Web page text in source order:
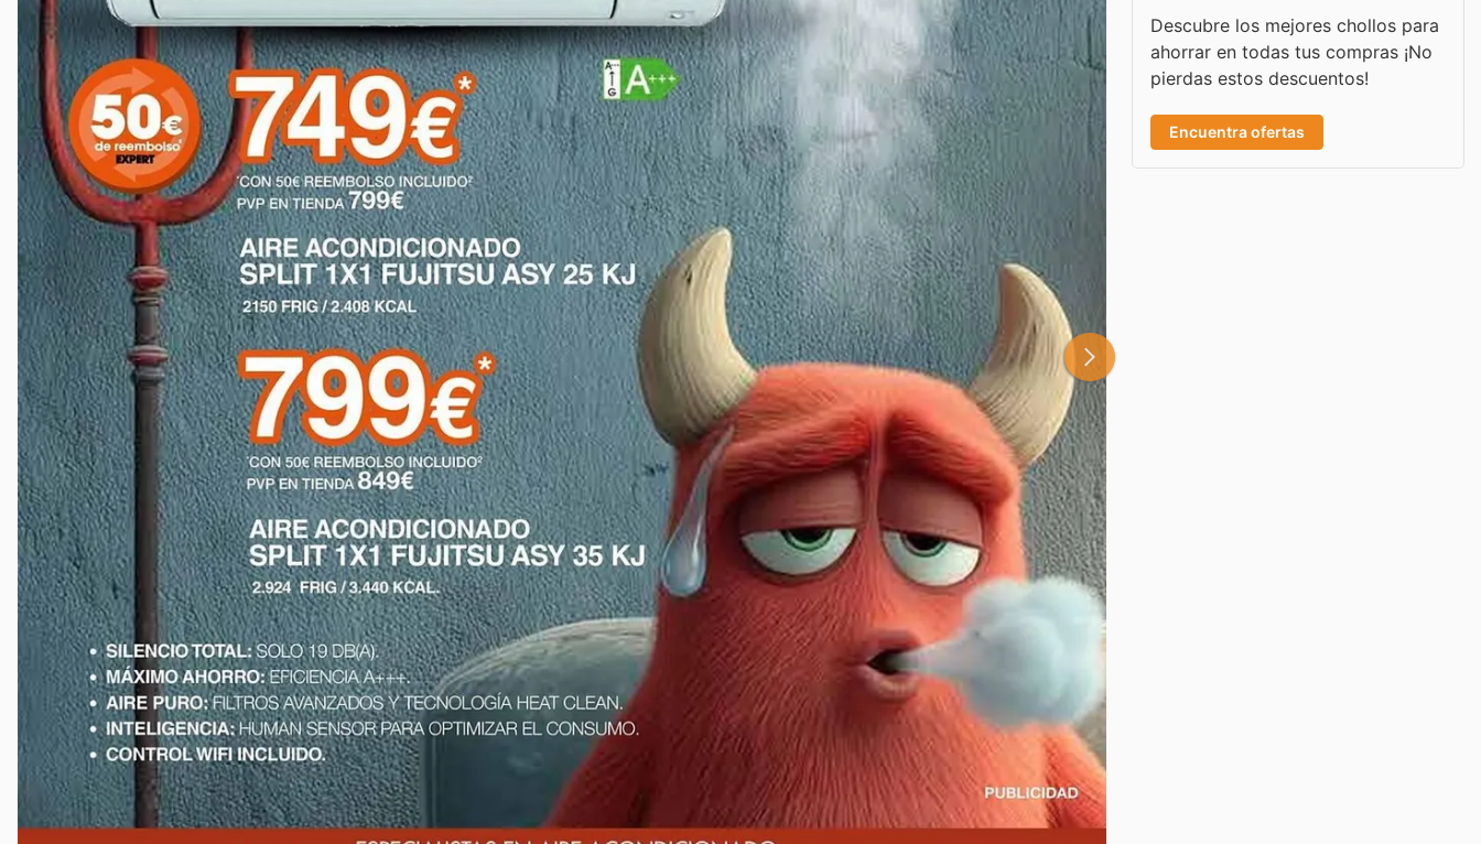
Descubre los mejores chollos para
ahorrar en todas tus compras ¡No
pierdas estos descuentos!
Encuentra ofertas